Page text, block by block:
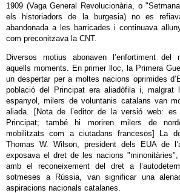
1909 (Vaga General Revolucionària, o
els historiadors de la burgesia) no es
abandonada a les barricades i continuava
com preconitzava la CNT.
Diversos motius abonaven l’enfortiment del
aquells moments. En primer lloc, la Primera
un despertar per a moltes nacions oprimides
població del Principat era aliadòfila i, malgrat
espanyol, milers de voluntanis catalans van
aliada. [Nota de l’editor de la versió web: es
Principat; també hi moriren milers de
mobilitzats com a ciutadans francesos] La
Thomas W. Wilson, president dels EUA de
exposava el dret de les nacions
amb el reconeixement del dret a
sotmeses a Rússia, van significar una
aspiracions nacionals catalanes.